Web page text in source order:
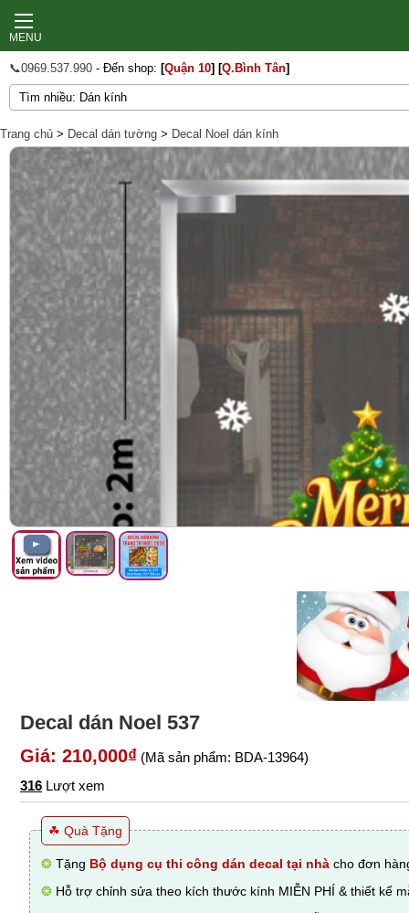
MENU
📞0969.537.990 - Đến shop: [Quận 10] [Q.Bình Tân]
Trang chủ > Decal dán tường > Decal Noel dán kính
Decal dán Noel 537
Giá: 210,000₫ (Mã sản phẩm: BDA-13964)
316 Lượt xem
☘ Quà Tặng
❂ Tặng Bộ dụng cụ thi công dán decal tại nhà cho đơn
❂ Hỗ trợ chỉnh sửa theo kích thước kính MIỄN PHÍ & thiết kế